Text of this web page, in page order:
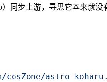
同步上游，寻思它本来就没
astro-